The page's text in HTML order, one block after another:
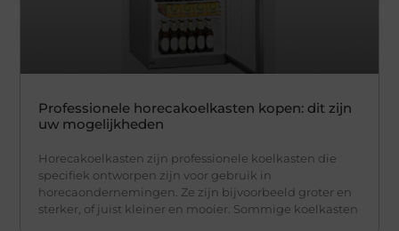
Professionele horecakoelkasten kopen: dit zijn
uw mogelijkheden
Horecakoelkasten zijn professionele koelkasten die
specifiek ontworpen zijn voor gebruik in
horecaondernemingen. Ze zijn bijvoorbeeld groter en
sterker, of juist kleiner en mooier. Sommige koelkasten